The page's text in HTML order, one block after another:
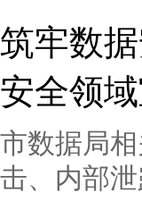
学生读本
效贯通，
读本围绕“
重要作用
筑牢数
安全领
市数据局
击、内部